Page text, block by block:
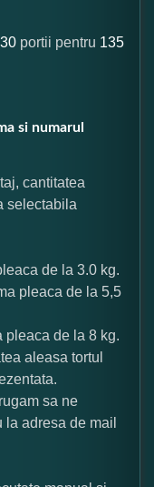
30 portii pentru 135
si numarul
cantitatea
selectabila
de la 3.0 kg.
pleaca de la 5,5
pleaca de la 8 kg.
aleasa tortul
sa ne
adresa de mail